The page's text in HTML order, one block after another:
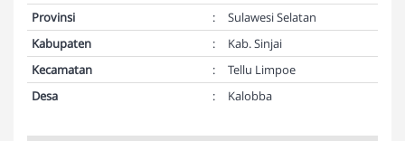
Provinsi
:
Sulawesi Selatan
Kabupaten
:
Kab. Sinjai
Kecamatan
:
Tellu Limpoe
Desa
: Kalobba